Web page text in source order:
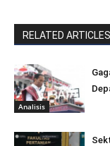
RELATED ARTICLES
Analisis